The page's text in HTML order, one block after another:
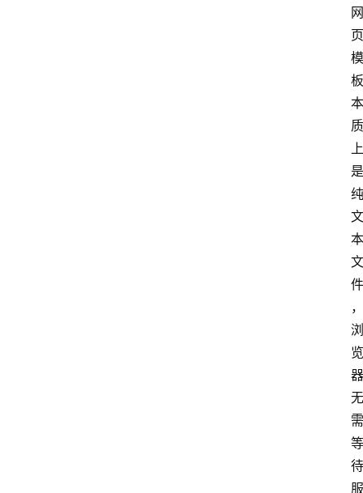
网
页
模
板
本
质
上
是
纯
文
本
文
件
，
浏
览
器
无
需
等
待
服